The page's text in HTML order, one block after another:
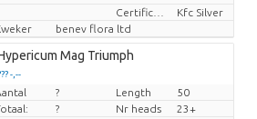
Kfc Silver
benev flora ltd
Mag Triumph
-,--
per stuk
? Length
50
? Nr heads
23+